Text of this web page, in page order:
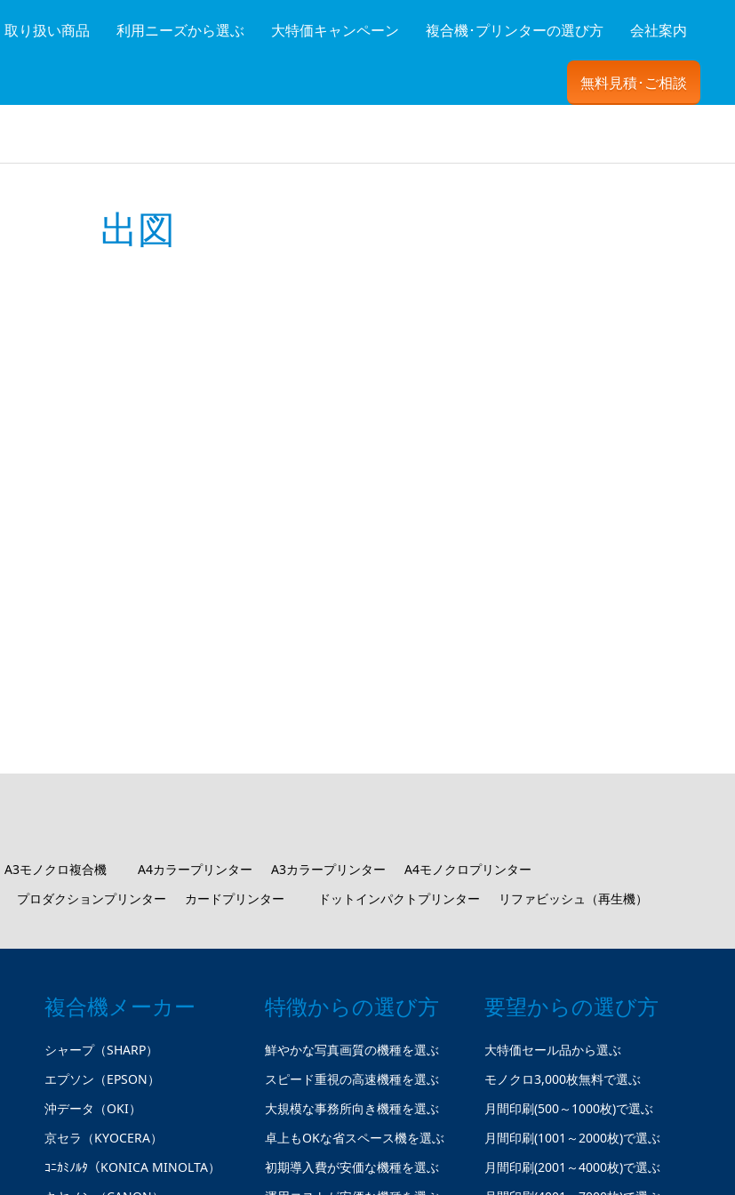
取り扱い商品 利用ニーズから選ぶ 大特価キャンペーン 複合機･プリンターの選び方 会社案内
無料見積･ご相談
出図
A3モノクロ複合機 A4カラープリンター A3カラープリンター
A4モノクロプリンター
プロダクションプリンター カードプリンター ドットインパクトプリンター リファビッシュ（再生機）
複合機メーカー
シャープ（SHARP）
エプソン（EPSON）
沖データ（OKI）
京セラ（KYOCERA）
ｺﾆｶﾐﾉﾙﾀ（KONICA MINOLTA）
特徴からの選び方
鮮やかな写真画質の機種を選ぶ
スピード重視の高速機種を選ぶ
大規模な事務所向き機種を選ぶ
卓上もOKな省スペース機を選ぶ
初期導入費が安価な機種を選ぶ
要望からの選び方
大特価セール品から選ぶ
モノクロ3,000枚無料で選ぶ
月間印刷(500～1000枚)で選ぶ
月間印刷(1001～2000枚)で選ぶ
月間印刷(2001～4000枚)で選ぶ